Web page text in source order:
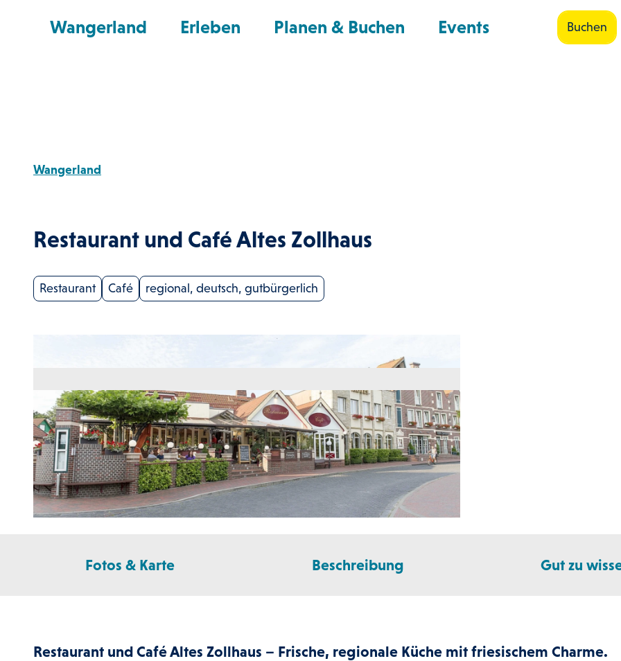
Wangerland Erleben Planen & Buchen Events SucheBuchen
Wangerland
Restaurant und Café Altes Zollhaus
Restaurant Café regional, deutsch, gutbürgerlich
Fotos & Karte Beschreibung Gut zu
Restaurant und Café Altes Zollhaus – Frische, regionale Küche mit friesischem Charme.